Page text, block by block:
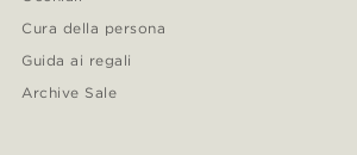
Cura della persona
Guida ai regali
Archive Sale